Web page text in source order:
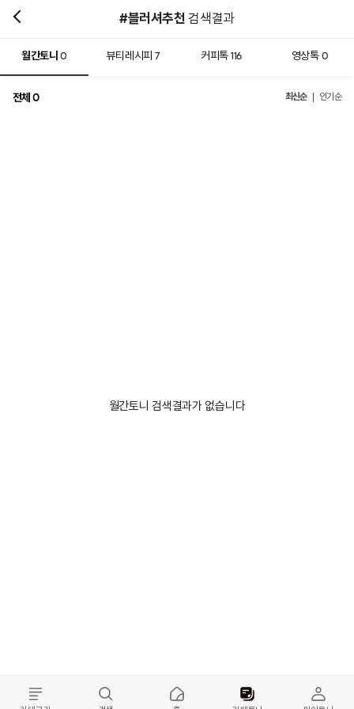
#블러셔추천 검색결과
월간토니0 뷰티레시피 7 커피톡 116 영상톡 0
전체 0 최신순 인기순
월간토니 검색결과가 없습니다